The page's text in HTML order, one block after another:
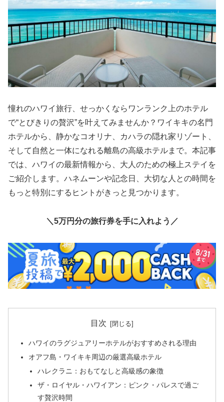
憧れのハワイ旅行、せっかくならワンランク上のホテル
で“とびきりの贅沢”を叶えてみませんか？ワイキキの名門
ホテルから、静かなコオリナ、カハラの隠れ家リゾート、
そして自然と一体になれる離島の高級ホテルまで。本記事
では、ハワイの最新情報から、大人のための極上ステイを
ご紹介します。ハネムーンや記念日、大切な人との時間を
もっと特別にするヒントがきっと見つかります。
＼5万円分の旅行券を手に入れよう／
目次
ハワイのラグジュアリーホテルがおすすめされる理由
オアフ島・ワイキキ周辺の厳選高級ホテル
ハレクラニ：おもてなしと高級感の象徴
ザ・ロイヤル・ハワイアン：ピンク・パレスで過ご
す贅沢時間